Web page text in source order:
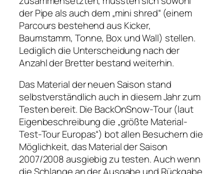
der Pipe als auch dem „mini shred“ (einem
Parcours bestehend aus Kicker,
Baumstamm, Tonne, Box und Wall) stellen.
Lediglich die Unterscheidung nach der
Anzahl der Bretter bestand weiterhin.
Das Material der neuen Saison stand
selbstverständlich auch in diesem Jahr zum
Testen bereit. Die BackOnSnow-Tour (laut
Eigenbeschreibung die „größte Material-
Test-Tour Europas“) bot allen Besuchern die
Möglichkeit, das Material der Saison
2007/2008 ausgiebig zu testen. Auch wenn